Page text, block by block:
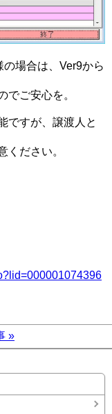
の場合は、Ver9から
でご安心を。
ですが、譲渡人と
ください。
»